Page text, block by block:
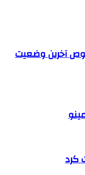
آخرین وضعیت
کرد